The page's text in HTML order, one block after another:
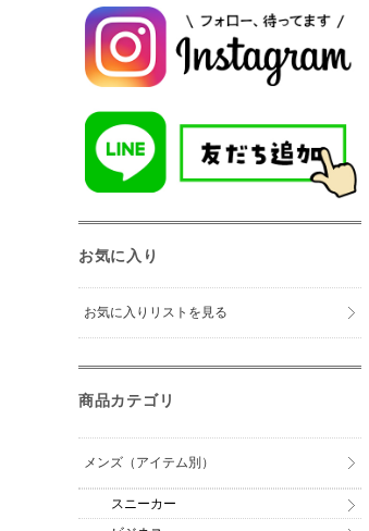
お気に入り
お気に入りリストを見る
商品カテゴリ
メンズ（アイテム別）
スニーカー